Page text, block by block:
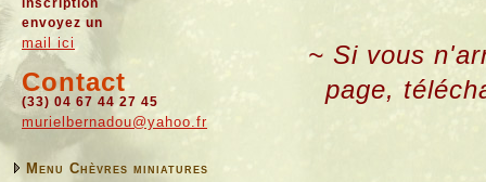
inscription
envoyez un
mail ici
Contact
(33) 04 67 44 27 45
murielbernadou@yahoo.fr
Menu Chèvres miniatures
~ Si vous
page,